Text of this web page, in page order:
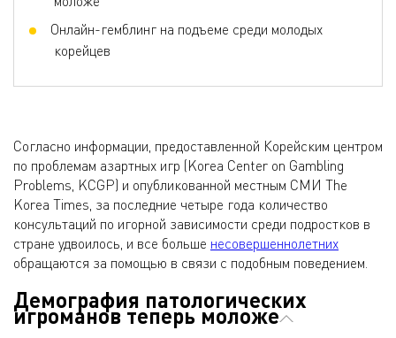
Онлайн-гемблинг на подъеме среди молодых
корейцев
Согласно информации, предоставленной Корейским центром
по проблемам азартных игр (Korea Center on Gambling
Problems, KCGP) и опубликованной местным СМИ The
Korea Times, за последние четыре года количество
консультаций по игорной зависимости среди подростков в
стране удвоилось, и все больше несовершеннолетних
обращаются за помощью в связи с подобным поведением.
Демография патологических
игроманов теперь моложе